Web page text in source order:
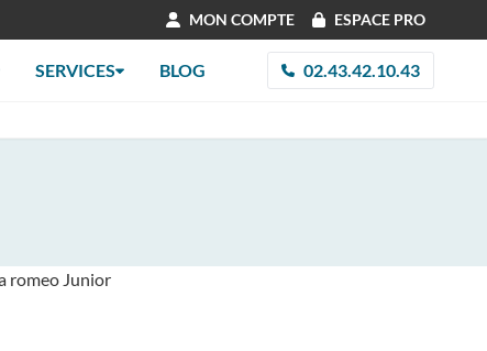
MON COMPTE ESPACE PRO
SERVICES BLOG 02.43.42.10.43